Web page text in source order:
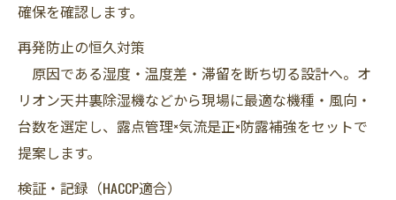
確保を確認します。
再発防止の恒久対策
原因である湿度・温度差・滞留を断ち切る設計へ。オ
リオン天井裏除湿機などから現場に最適な機種・風向・
台数を選定し、露点管理×気流是正×防露補強をセットで
提案します。
検証・記録（HACCP適合）